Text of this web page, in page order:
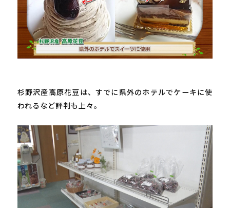
杉野沢産高原花豆は、すでに県外のホテルでケーキに使
われるなど評判も上々。